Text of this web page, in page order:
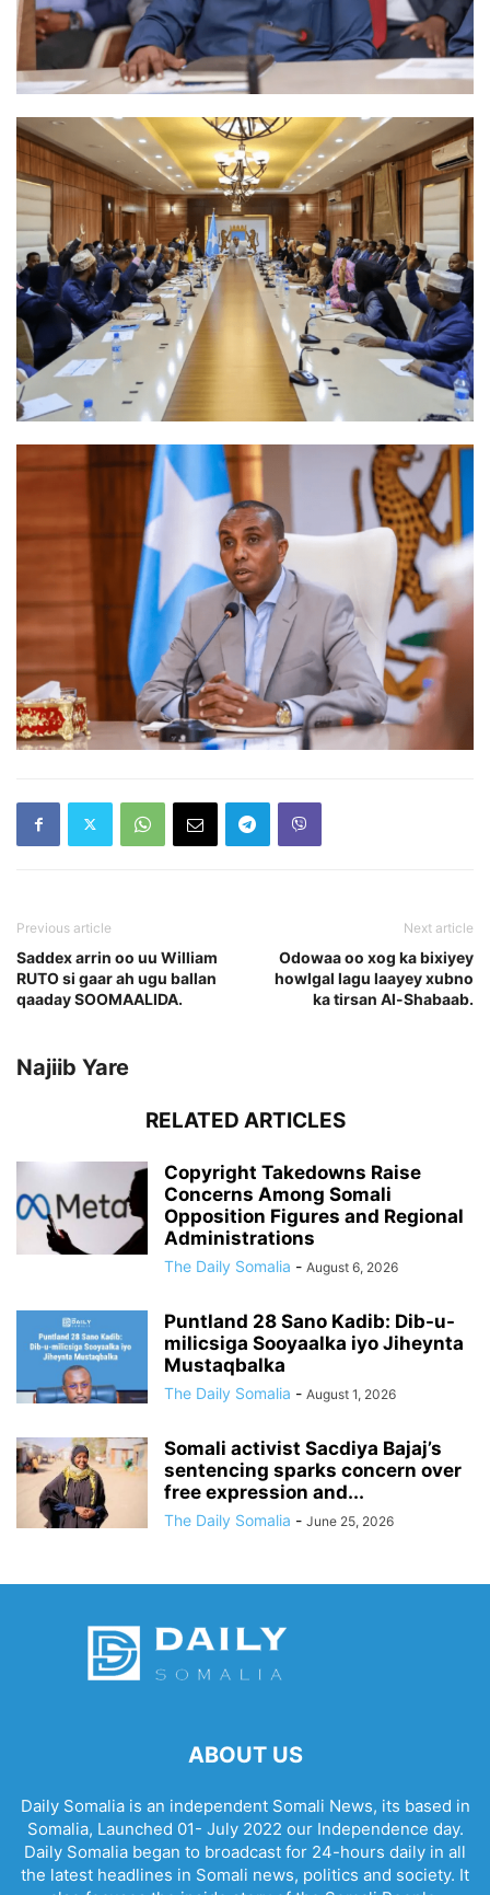
Previous article
Saddex arrin oo uu William
RUTO si gaar ah ugu ballan
qaaday SOOMAALIDA.
Next article
Odowaa oo xog ka bixiyey
howlgal lagu laayey xubno
ka tirsan Al-Shabaab.
Najiib Yare
RELATED ARTICLES
Copyright Takedowns Raise
Concerns Among Somali
Opposition Figures and Regional
Administrations
The Daily Somalia - August 6, 2026
Puntland 28 Sano Kadib: Dib-u-
milicsiga Sooyaalka iyo Jiheynta
Mustaqbalka
The Daily Somalia - August 1, 2026
Somali activist Sacdiya Bajaj’s
sentencing sparks concern over
free expression and...
The Daily Somalia - June 25, 2026
ABOUT US
Daily Somalia is an independent Somali News, its based in
Somalia, Launched 01- July 2022 our Independence day.
Daily Somalia began to broadcast for 24-hours daily in all
the latest headlines in Somali news, politics and society. It